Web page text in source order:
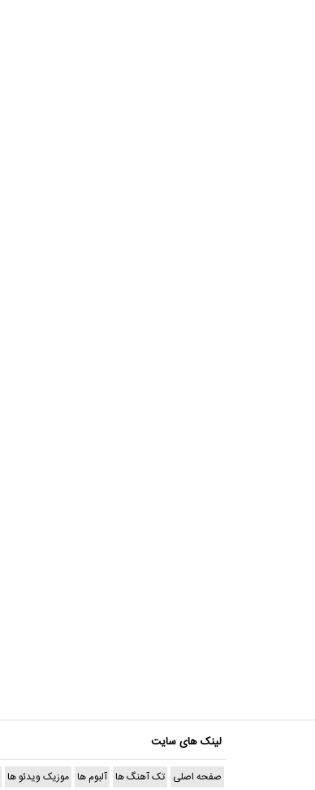
لینک های سایت
صفحه اصلی تک آهنگ ها آلبوم ها موزیک ویدئو ها